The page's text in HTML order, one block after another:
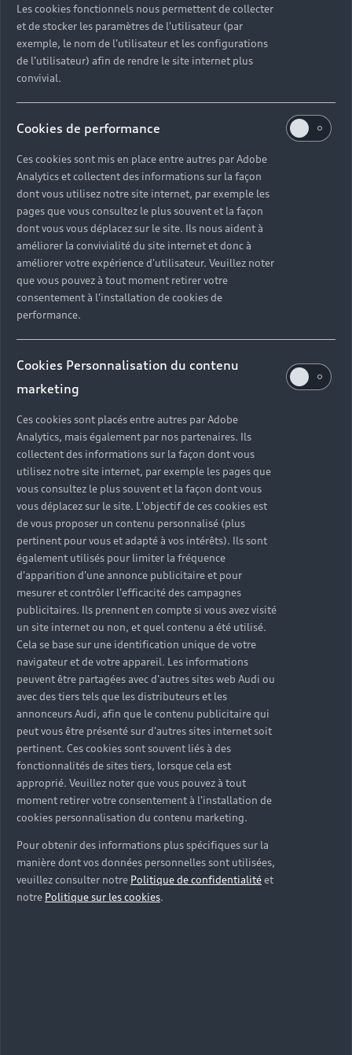
Les cookies fonctionnels nous permettent de collecter
et de stocker les paramètres de l'utilisateur (par
exemple, le nom de l'utilisateur et les configurations
de l'utilisateur) afin de rendre le site internet plus
convivial.
Cookies de performance
Ces cookies sont mis en place entre autres par Adobe
Analytics et collectent des informations sur la façon
dont vous utilisez notre site internet, par exemple les
pages que vous consultez le plus souvent et la façon
dont vous vous déplacez sur le site. Ils nous aident à
améliorer la convivialité du site internet et donc à
améliorer votre expérience d'utilisateur. Veuillez noter
que vous pouvez à tout moment retirer votre
consentement à l'installation de cookies de
performance.
Cookies Personnalisation du contenu
marketing
Ces cookies sont placés entre autres par Adobe
Analytics, mais également par nos partenaires. Ils
collectent des informations sur la façon dont vous
utilisez notre site internet, par exemple les pages que
vous consultez le plus souvent et la façon dont vous
vous déplacez sur le site. L'objectif de ces cookies est
de vous proposer un contenu personnalisé (plus
pertinent pour vous et adapté à vos intérêts). Ils sont
également utilisés pour limiter la fréquence
d'apparition d'une annonce publicitaire et pour
mesurer et contrôler l'efficacité des campagnes
publicitaires. Ils prennent en compte si vous avez visité
un site internet ou non, et quel contenu a été utilisé.
Cela se base sur une identification unique de votre
navigateur et de votre appareil. Les informations
peuvent être partagées avec d'autres sites web Audi ou
avec des tiers tels que les distributeurs et les
annonceurs Audi, afin que le contenu publicitaire qui
peut vous être présenté sur d'autres sites internet soit
pertinent. Ces cookies sont souvent liés à des
fonctionnalités de sites tiers, lorsque cela est
approprié. Veuillez noter que vous pouvez à tout
moment retirer votre consentement à l'installation de
cookies personnalisation du contenu marketing.
Pour obtenir des informations plus spécifiques sur la
manière dont vos données personnelles sont utilisées,
veuillez consulter notre Politique de confidentialitéet
notre Politique sur les cookies.
Premium Automobiles
Partenaire Audi
Partenaire Audi Service
Audi Occasion :plus
22 Rue du 134ème Régiment d'Infanterie
71000 MACON
03 85 20 56 60
Télécharger la fiche de contact
Horaires d'ouverture
Service Commercial
Service Atelier
Fermé,Ouvre àlundi 08:00
Retour en haut
Accès rapides
Quelle Audi me correspond ?
Tous les modèles
Recherche de véhicules neufs
Véhicules d'occasion disponibles
Offres pour les professionnels
Demander un essai
Informations et Service Clients
Accessibilité - Clients Sourds et Malentendants
Trouver mon Partenaire Audi
Modèles
Électrique
Hybride rechargeable
Citadine
Compacte
Berline
SUV électrique
SUV hybride
Achat et location
Offres du moment
Configurer mon Audi
Réservation et option d'achat
Financer mon Audi
Garanties Audi
Audi rent : location courte durée
Espace Client Audi Financial Services
Pour les professionnels
Voiture électrique
Voiture hybride
Voiture commerciale
Voiture de direction
SUV société
Votre Audi
Entretenir et réparer mon Audi
Accessoires et équipements
Espace personnel myAudi
Univers Audi
Histoire du progrès
Notre vision